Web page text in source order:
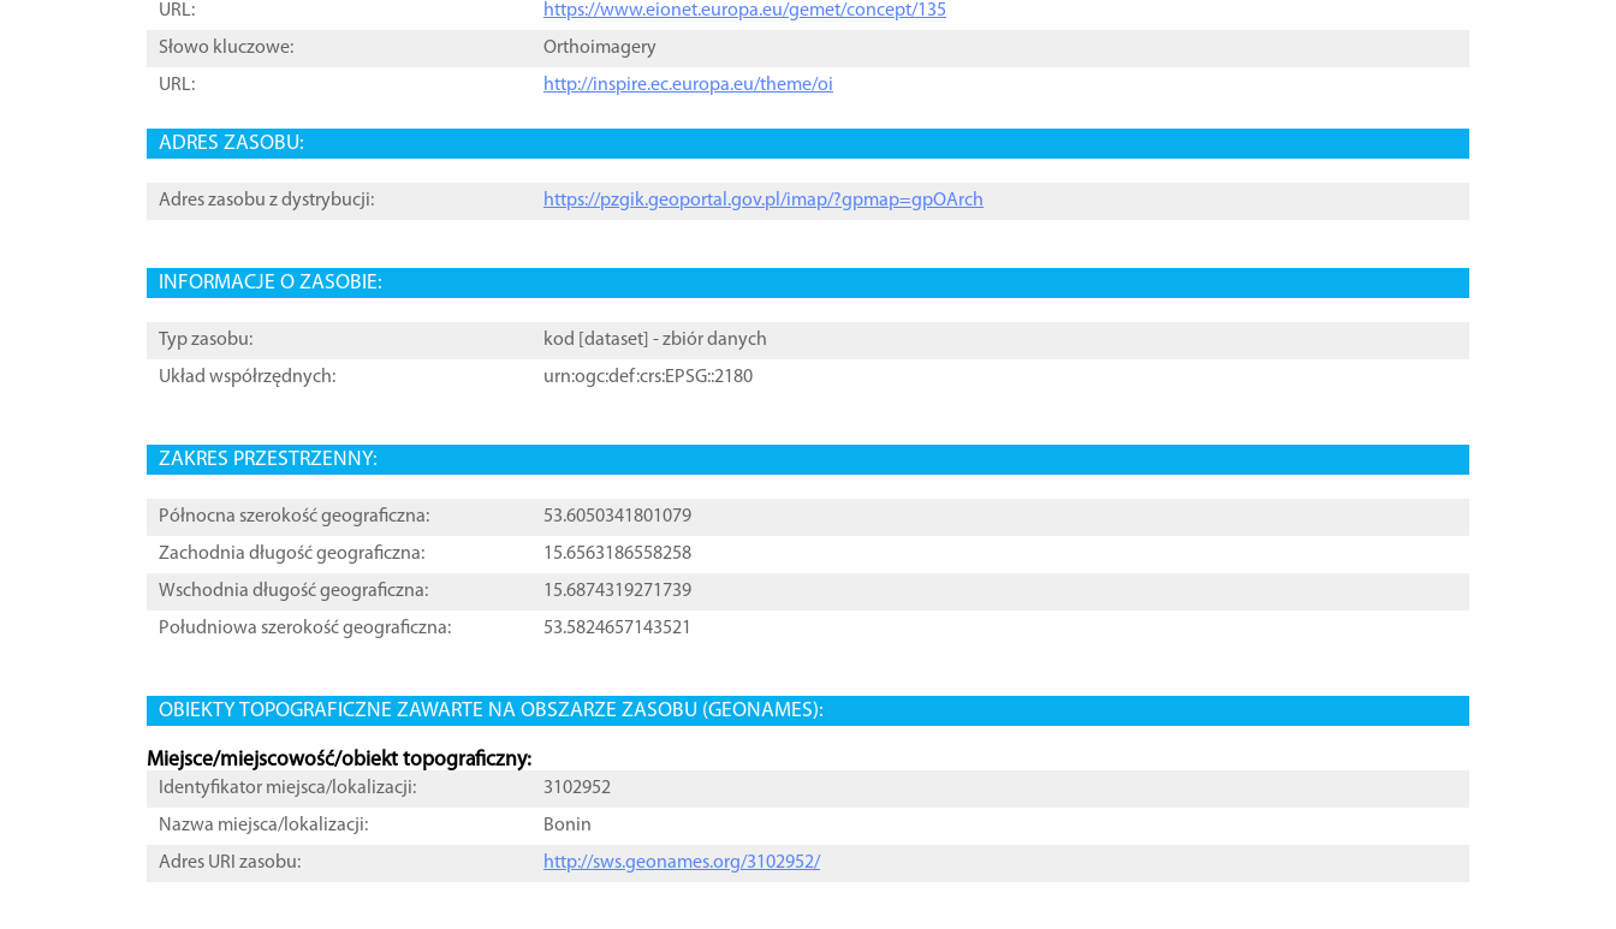
URL:
https://www.eionet.europa.eu/gemet/concept/135
Słowo kluczowe:
Orthoimagery
URL:
http://inspire.ec.europa.eu/theme/oi
ADRES ZASOBU:
Adres zasobu z dystrybucji: https://pzgik.geoportal.gov.pl/imap/?gpmap=gpOArch
INFORMACJE O ZASOBIE:
Typ zasobu: kod [ dataset ] - zbiór danych
Układ współrzędnych:
urn:ogc:def:crs:EPSG::2180
ZAKRES PRZESTRZENNY:
Północna szerokość geograficzna:
53.6050341801079
Zachodnia długość geograficzna:
15.6563186558258
Wschodnia długość geograficzna:
15.6874319271739
Południowa szerokość geograficzna:
53.5824657143521
OBIEKTY TOPOGRAFICZNE ZAWARTE NA OBSZARZE ZASOBU (GEONAMES):
Miejsce/miejscowość/obiekt topograficzny:
Identyfikator miejsca/lokalizacji:
3102952
Nazwa miejsca/lokalizacji:
Bonin
Adres URI zasobu:
http://sws.geonames.org/3102952/